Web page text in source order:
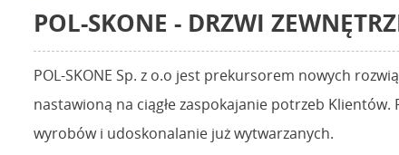
POL-SKONE - DRZWI
POL-SKONE Sp. z o.o jest prekursorem nowych
nastawioną na ciągłe zaspokajanie potrzeb
wyrobów i udoskonalanie już wytwarzanych.